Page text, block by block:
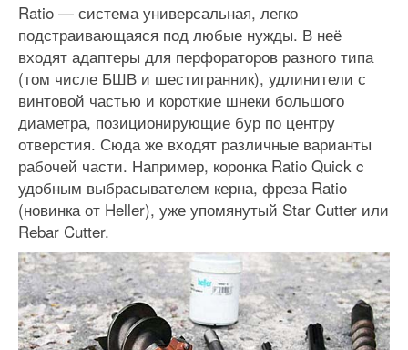
Ratio — система универсальная, легко
подстраивающаяся под любые нужды. В неё
входят адаптеры для перфораторов разного типа
(том числе БШВ и шестигранник), удлинители с
винтовой частью и короткие шнеки большого
диаметра, позиционирующие бур по центру
отверстия. Сюда же входят различные варианты
рабочей части. Например, коронка Ratio Quick c
удобным выбрасывателем керна, фреза Ratio
(новинка от Heller), уже упомянутый Star Cutter или
Rebar Cutter.